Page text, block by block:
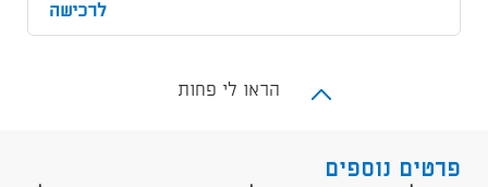
לרכישה
הראו לי פחות
פרטים נוספים